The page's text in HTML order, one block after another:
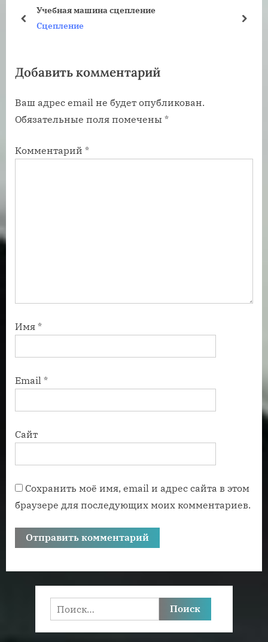
щ
з
п
и
ь
з
п
и
ь
Учебная машина сцепление
Сцепление
пред
Добавить комментарий
Ваш адрес email не будет опубликован.
Обязательные поля помечены *
Комментарий *
Имя *
Email *
Сайт
Сохранить моё имя, email и адрес сайта в этом
браузере для последующих моих комментариев.
Найти: